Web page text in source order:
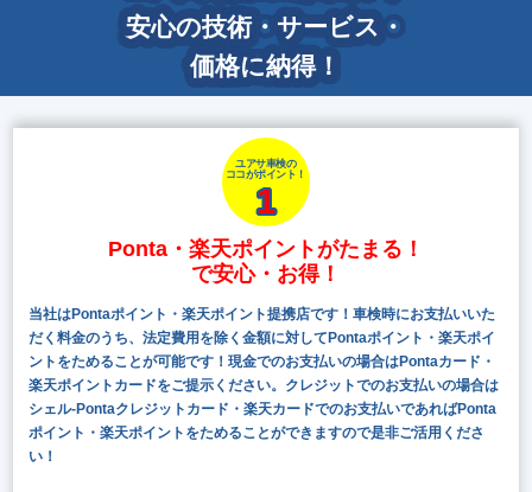
安心の技術・サービス・
価格に納得！
ユアサ車検の
ココがポイント！
1
Ponta・楽天ポイントがたまる！
で安心・お得！
当社はPontaポイント・楽天ポイント提携店です！車検時にお支払いいた
だく料金のうち、法定費用を除く金額に対してPontaポイント・楽天ポイ
ントをためることが可能です！現金でのお支払いの場合はPontaカード・
楽天ポイントカードをご提示ください。クレジットでのお支払いの場合は
シェル-Pontaクレジットカード・楽天カードでのお支払いであればPonta
ポイント・楽天ポイントをためることができますので是非ご活用くださ
い！